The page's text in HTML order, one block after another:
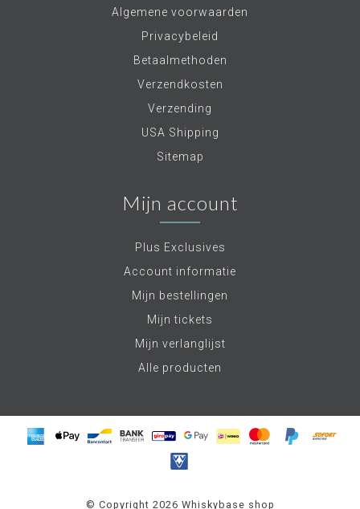
Algemene voorwaarden
Privacybeleid
Betaalmethoden
Verzendkosten
Verzending
USA Shipping
Sitemap
Mijn account
Plus Exclusives
Account informatie
Mijn bestellingen
Mijn tickets
Mijn verlanglijst
Alle producten
© Copyright 2026 Whiskybase shop